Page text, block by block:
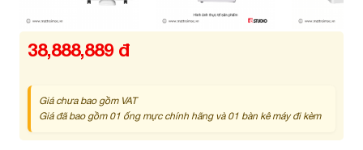
38,888,889 đ
Giá chưa bao gồm VAT
Giá đã bao gồm 01 ống mực chính hãng và 01 bàn kê máy đi kèm